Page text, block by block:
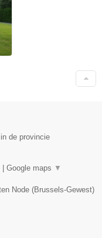
de provincie
Google maps ▼
Node (Brussels-Gewest)